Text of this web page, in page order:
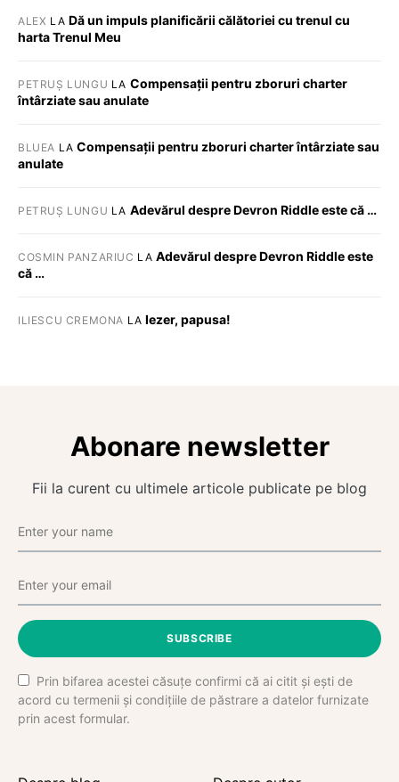
ALEX LA Dă un impuls planificării călătoriei cu trenul cu
harta Trenul Meu
PETRUȘ LUNGU LA Compensații pentru zboruri charter
întârziate sau anulate
BLUEA LACompensații pentru zboruri charter întârziate sau
anulate
PETRUȘ LUNGU LA Adevărul despre Devron Riddle este că …
COSMIN PANZARIUC LA Adevărul despre Devron Riddle este
că …
ILIESCU CREMONA LA Iezer, papusa!
Abonare newsletter
Fii la curent cu ultimele articole publicate pe blog
SUBSCRIBE
Prin bifarea acestei căsuțe confirmi că ai citit și ești de
acord cu termenii și condițiile de păstrare a datelor furnizate
prin acest formular.